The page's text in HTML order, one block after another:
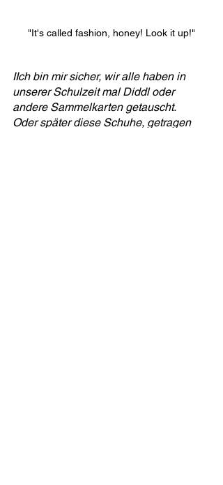
"It's called fashion, honey! Look it up!"
IIch bin mir sicher, wir alle haben in
unserer Schulzeit mal Diddl oder
andere Sammelkarten getauscht.
Oder später diese Schuhe, getragen